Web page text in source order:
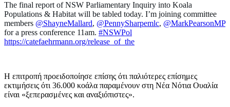
The final report of NSW Parliamentary Inquiry into Koala
Populations & Habitat will be tabled today. I’m joining committee
members @ShayneMallard, @PennySharpemlc, @MarkPearsonMP
for a press conference 11am. #NSWPol
https://catefaehrmann.org/release_of_the
Η επιτροπή προειδοποίησε επίσης ότι παλιότερες επίσημες
εκτιμήσεις ότι 36.000 κοάλα παραμένουν στη Νέα Νότια Ουαλία
είναι «ξεπερασμένες και αναξιόπιστες».